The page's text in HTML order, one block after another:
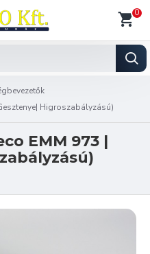
0
Higroszabályzású)
EMM 973 |